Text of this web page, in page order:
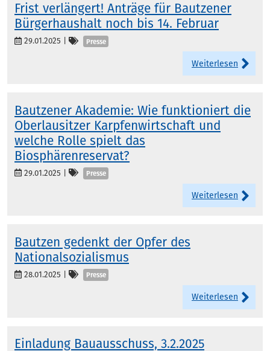
Frist verlängert! Anträge für Bautzener
Bürgerhaushalt noch bis 14. Februar
29.01.2025 Kategorien
Presse
Weiterlesen
Bautzener Akademie: Wie funktioniert die
Oberlausitzer Karpfenwirtschaft und
welche Rolle spielt das
Biosphärenreservat?
29.01.2025 Kategorien
Presse
Weiterlesen
Bautzen gedenkt der Opfer des
Nationalsozialismus
28.01.2025 Kategorien
Presse
Weiterlesen
Einladung Bauausschuss, 3.2.2025